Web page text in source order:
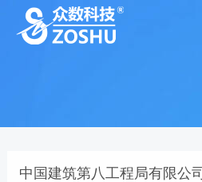
中国建筑第八工程局有限公司